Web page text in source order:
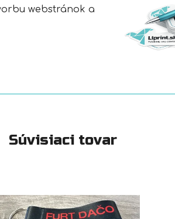
webstránok a
Súvisiaci tovar